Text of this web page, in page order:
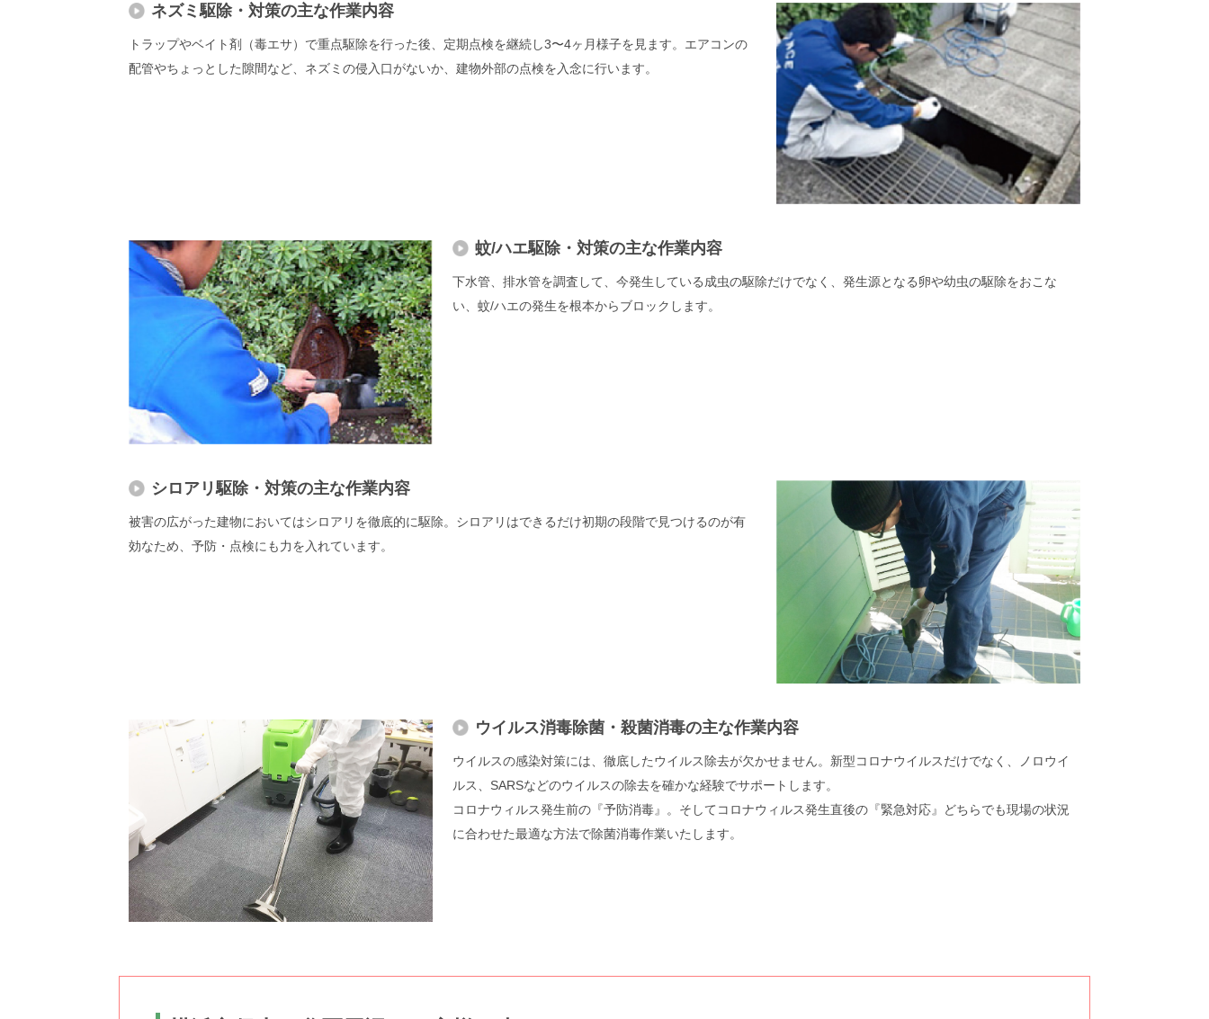
ネズミ駆除・対策の主な作業内容
トラップやベイト剤（毒エサ）で重点駆除を行った後、定期点検を継続し3〜4ヶ月様子を見ます。エアコンの
配管やちょっとした隙間など、ネズミの侵入口がないか、建物外部の点検を入念に行います。
蚊/ハエ駆除・対策の主な作業内容
下水管、排水管を調査して、今発生している成虫の駆除だけでなく、発生源となる卵や幼虫の駆除をおこな
い、蚊/ハエの発生を根本からブロックします。
シロアリ駆除・対策の主な作業内容
被害の広がった建物においてはシロアリを徹底的に駆除。シロアリはできるだけ初期の段階で見つけるのが有
効なため、予防・点検にも力を入れています。
ウイルス消毒除菌・殺菌消毒の主な作業内容
ウイルスの感染対策には、徹底したウイルス除去が欠かせません。新型コロナウイルスだけでなく、ノロウイ
ルス、SARSなどのウイルスの除去を確かな経験でサポートします。
コロナウィルス発生前の『予防消毒』。そしてコロナウィルス発生直後の『緊急対応』どちらでも現場の状況
に合わせた最適な方法で除菌消毒作業いたします。